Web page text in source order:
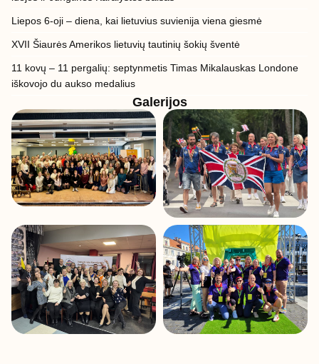
Liepos 6-oji – diena, kai lietuvius suvienija viena giesmė
XVII Šiaurės Amerikos lietuvių tautinių šokių šventė
11 kovų – 11 pergalių: septynmetis Timas Mikalauskas Londone
iškovojo du aukso medalius
Galerijos